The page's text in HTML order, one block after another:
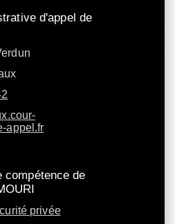
d'appel de
appel.fr
compétence de
privée